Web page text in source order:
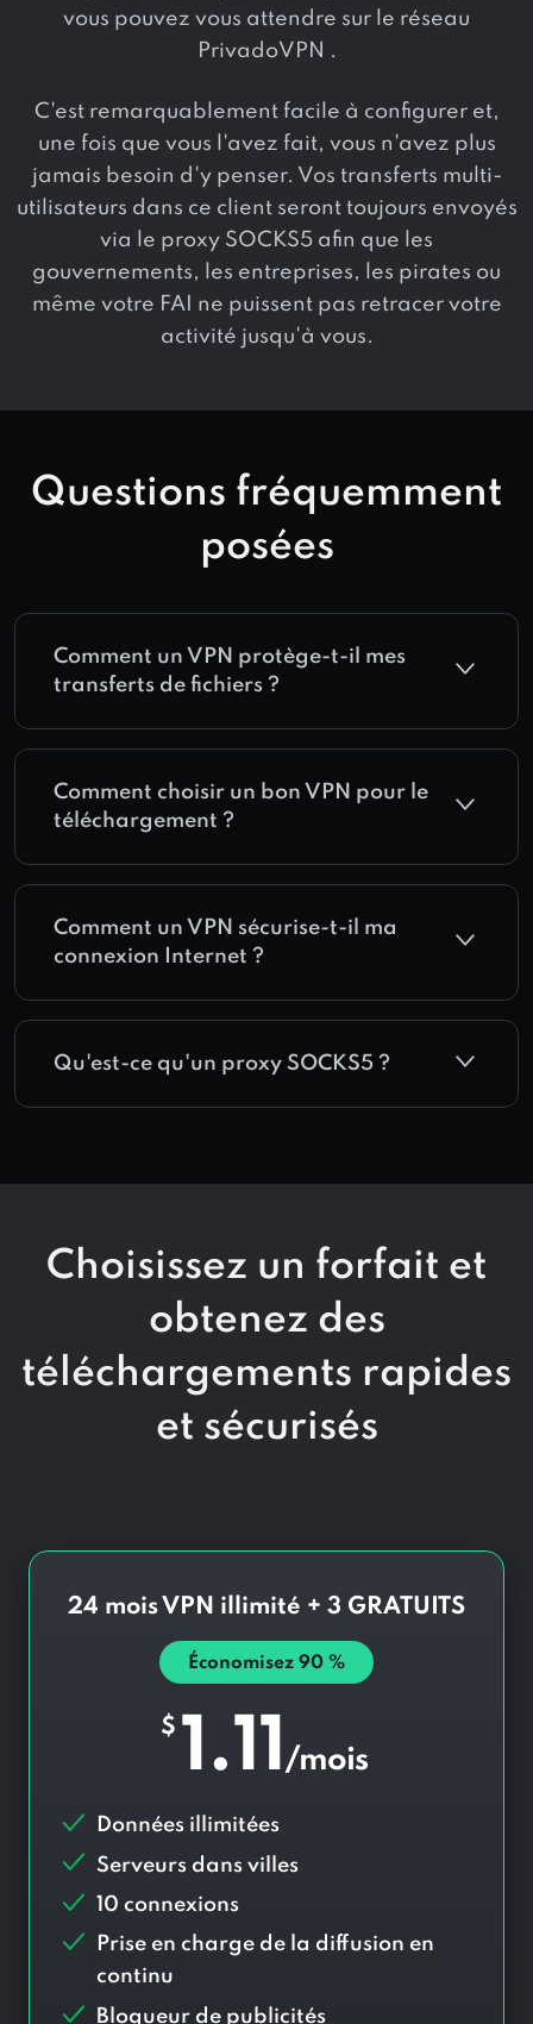
vous pouvez vous attendre sur le réseau
PrivadoVPN .
C'est remarquablement facile à configurer et,
une fois que vous l'avez fait, vous n'avez plus
jamais besoin d'y penser. Vos transferts multi-
utilisateurs dans ce client seront toujours envoyés
via le proxy SOCKS5 afin que les
gouvernements, les entreprises, les pirates ou
même votre FAI ne puissent pas retracer votre
activité jusqu'à vous.
Questions fréquemment
posées
Comment un VPN protège-t-il mes
transferts de fichiers ?
Comment choisir un bon VPN pour le
téléchargement ?
Comment un VPN sécurise-t-il ma
connexion Internet ?
Qu'est-ce qu'un proxy SOCKS5 ?
Choisissez un forfait et
obtenez des
téléchargements rapides
et sécurisés
24 mois VPN illimité + 3 GRATUITS
Économisez 90 %
$ 1.11/mois
Données illimitées
Serveurs dans villes
10 connexions
Prise en charge de la diffusion en
continu
Bloqueur de publicités